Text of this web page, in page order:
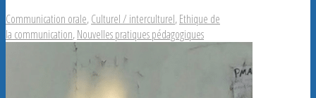
Communication orale,Culturel / interculturel,Ethique de
la communication,Nouvelles pratiques pédagogiques